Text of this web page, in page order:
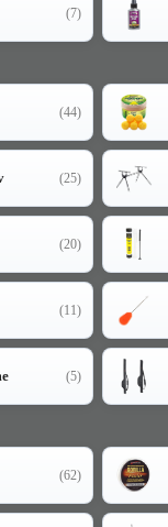
(7)
(44)
(25)
(20)
(11)
(5)
(62)